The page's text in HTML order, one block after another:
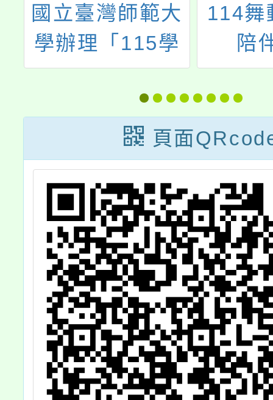
114舞動桃入校
陪伴團隊
南華
見‧
國三
禮朝
頁面